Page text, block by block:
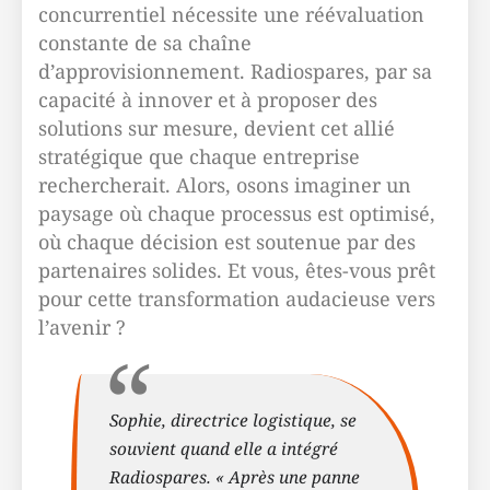
concurrentiel nécessite une réévaluation
constante de sa chaîne
d’approvisionnement. Radiospares, par sa
capacité à innover et à proposer des
solutions sur mesure, devient cet allié
stratégique que chaque entreprise
rechercherait. Alors, osons imaginer un
paysage où chaque processus est optimisé,
où chaque décision est soutenue par des
partenaires solides. Et vous, êtes-vous prêt
pour cette transformation audacieuse vers
l’avenir ?
Sophie, directrice logistique, se
souvient quand elle a intégré
Radiospares. « Après une panne